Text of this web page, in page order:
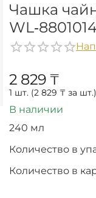
Чашка
2 829 ₸
1 шт. (2 829 ₸ за шт.)
В наличии
240 мл
Количество в
Количество в